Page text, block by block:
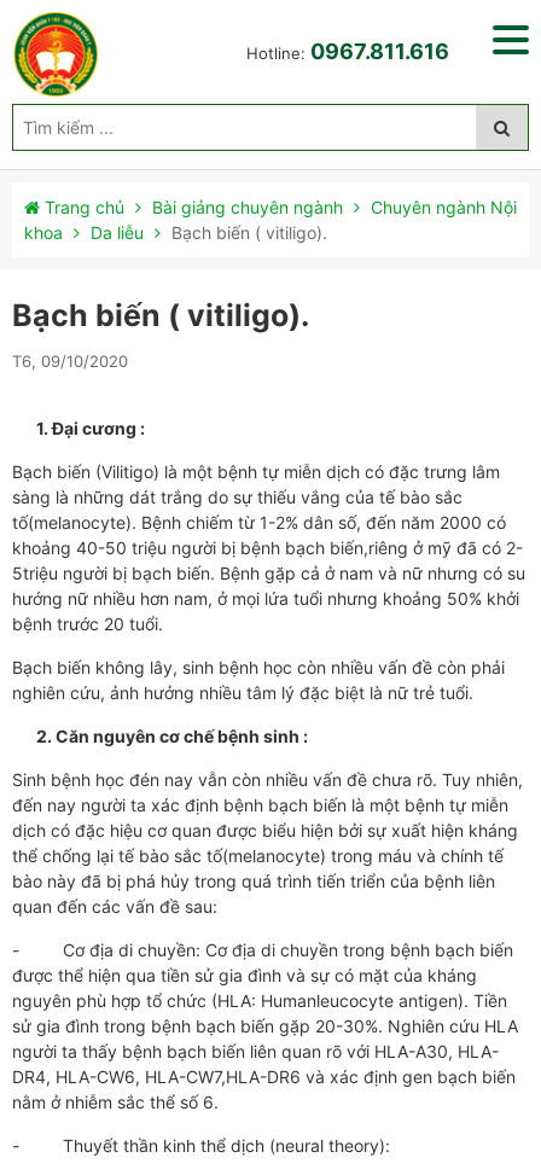
Hotline: 0967.811.616
Trang chủ Bài giảng chuyên ngành
Chuyên ngành Nội
khoa
Da liễu Bạch biến ( vitiligo).
Bạch biến ( vitiligo).
T6, 09/10/2020
1.Đại cương :
Bạch biến (Vilitigo) là một bệnh tự miễn dịch có đặc trưng lâm
sàng là những dát trắng do sự thiếu vắng của tế bào sắc
tố(melanocyte). Bệnh chiếm từ 1-2% dân số, đến năm 2000 có
khoảng 40-50 triệu người bị bệnh bạch biến,riêng ở mỹ đã có 2-
5triệu người bị bạch biến. Bệnh gặp cả ở nam và nữ nhưng có su
hướng nữ nhiều hơn nam, ở mọi lứa tuổi nhưng khoảng 50% khởi
bệnh trước 20 tuổi.
Bạch biến không lây, sinh bệnh học còn nhiều vấn đề còn phải
nghiên cứu, ảnh hưởng nhiều tâm lý đặc biệt là nữ trẻ tuổi.
2. Căn nguyên cơ chế bệnh sinh :
Sinh bệnh học đén nay vẫn còn nhiều vấn đề chưa rõ. Tuy nhiên,
đến nay người ta xác định bệnh bạch biến là một bệnh tự miễn
dịch có đặc hiệu cơ quan được biểu hiện bởi sự xuất hiện kháng
thể chống lại tế bào sắc tố(melanocyte) trong máu và chính tế
bào này đã bị phá hủy trong quá trình tiến triển của bệnh liên
quan đến các vấn đề sau:
- Cơ địa di chuyền: Cơ địa di chuyền trong bệnh bạch biến
được thể hiện qua tiền sử gia đình và sự có mặt của kháng
nguyên phù hợp tổ chức (HLA: Humanleucocyte antigen). Tiền
sử gia đình trong bệnh bạch biến gặp 20-30%. Nghiên cứu HLA
người ta thấy bệnh bạch biến liên quan rõ với HLA-A30, HLA-
DR4, HLA-CW6, HLA-CW7,HLA-DR6 và xác định gen bạch biến
nằm ở nhiễm sắc thể số 6.
- Thuyết thần kinh thể dịch (neural theory):